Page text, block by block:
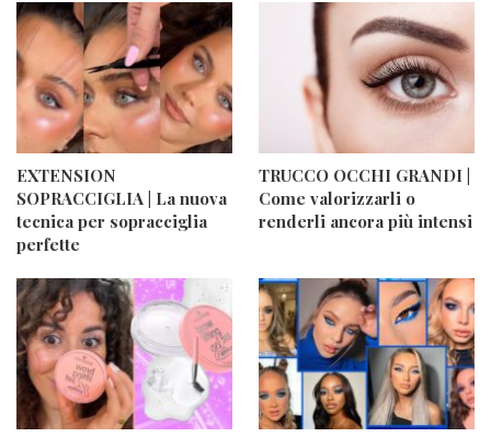
EXTENSION
SOPRACCIGLIA | La nuova
tecnica per sopracciglia
perfette
TRUCCO OCCHI GRANDI |
Come valorizzarli o
renderli ancora più intensi